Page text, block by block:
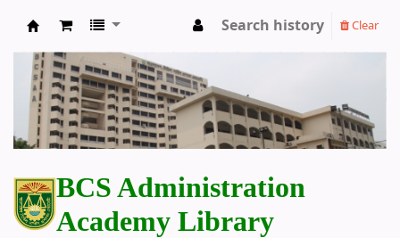
BCS Administration Academy Library
Search history Clear
BCS Administration
Academy Library